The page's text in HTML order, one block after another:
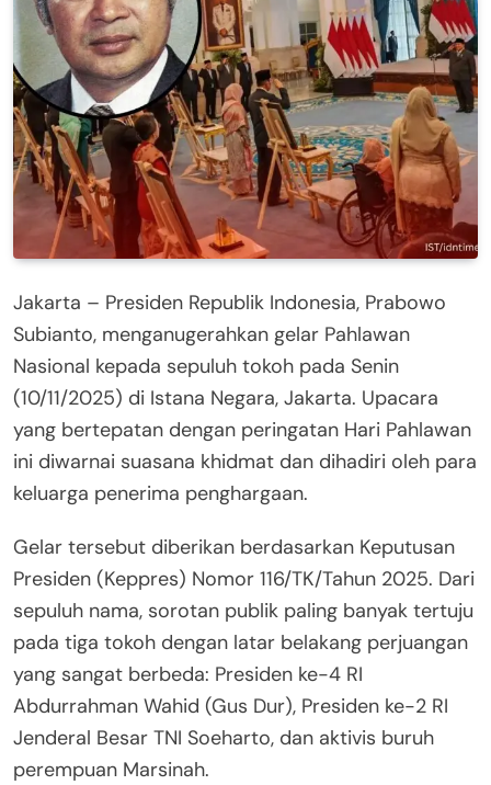
Jakarta – Presiden Republik Indonesia, Prabowo
Subianto, menganugerahkan gelar Pahlawan
Nasional kepada sepuluh tokoh pada Senin
(10/11/2025) di Istana Negara, Jakarta. Upacara
yang bertepatan dengan peringatan Hari Pahlawan
ini diwarnai suasana khidmat dan dihadiri oleh para
keluarga penerima penghargaan.
Gelar tersebut diberikan berdasarkan Keputusan
Presiden (Keppres) Nomor 116/TK/Tahun 2025. Dari
sepuluh nama, sorotan publik paling banyak tertuju
pada tiga tokoh dengan latar belakang perjuangan
yang sangat berbeda: Presiden ke-4 RI
Abdurrahman Wahid (Gus Dur), Presiden ke-2 RI
Jenderal Besar TNI Soeharto, dan aktivis buruh
perempuan Marsinah.